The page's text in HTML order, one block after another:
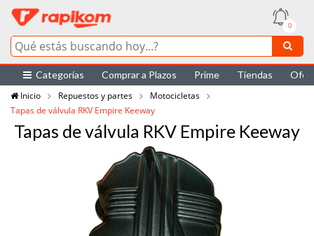
0
Categorías Comprar a Plazos Prime Tiendas
Inicio
Repuestos y partes
Motocicletas
Tapas de válvula RKV Empire Keeway
Tapas de válvula RKV Empire Keeway